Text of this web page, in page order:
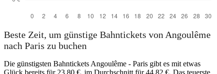
Beste Zeit, um günstige Bahntickets von Angoulême
nach Paris zu buchen
Die günstigsten Bahntickets Angoulême - Paris gibt es mit etwas
Glück bereits für 23,80 €, im Durchschnitt für 44,82 €. Das teuerste